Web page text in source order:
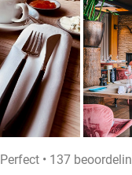
Perfect • 137